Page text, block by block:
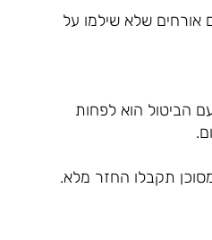
שלא שילמו על
הביטול הוא לפחות
תקבלו החזר מלא.